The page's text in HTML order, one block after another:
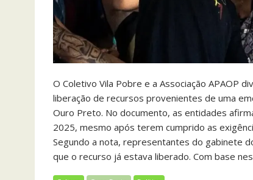
O Coletivo Vila Pobre e a Associação APAOP
liberação de recursos provenientes de uma
Ouro Preto. No documento, as entidades
2025, mesmo após terem cumprido as
Segundo a nota, representantes do gabinete
que o recurso já estava liberado. Com base